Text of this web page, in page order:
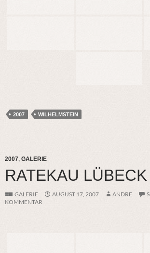
2007 WILHELMSTEIN
2007, GALERIE
RATEKAU
GALERIE AUGUST 17, 2007 ANDRE
KOMMENTAR